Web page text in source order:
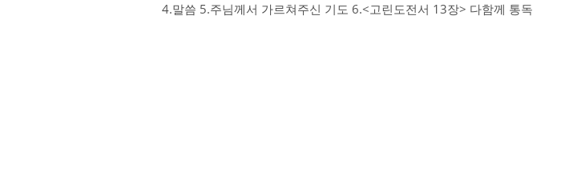
4.말씀 5.주님께서 가르쳐주신 기도 6.<고린도전서 13장> 다함께 통독